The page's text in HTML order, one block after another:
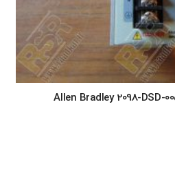
Allen Bradley 2098-DSD-